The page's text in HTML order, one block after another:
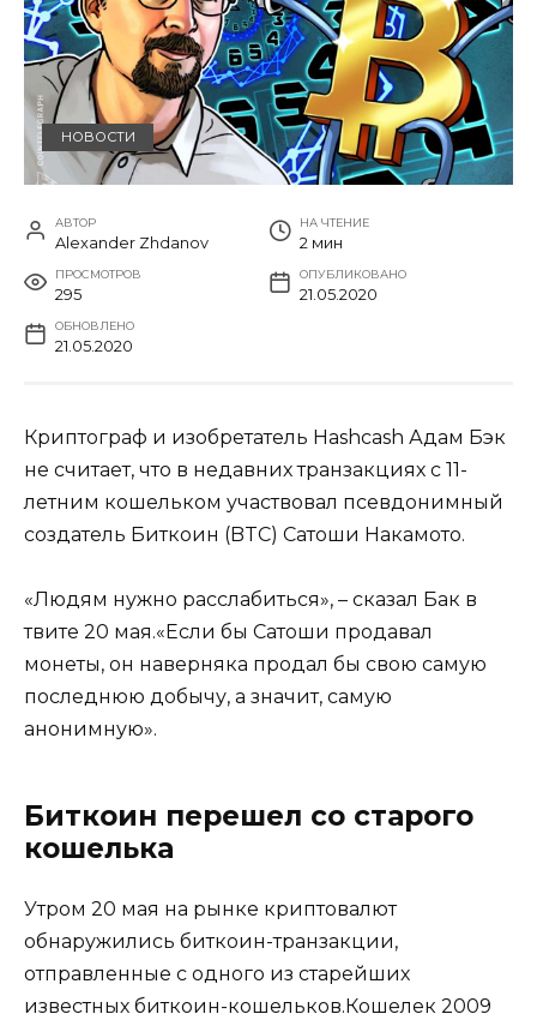
НОВОСТИ
АВТОР
Alexander Zhdanov
НА ЧТЕНИЕ
2 мин
ПРОСМОТРОВ
295
ОПУБЛИКОВАНО
21.05.2020
ОБНОВЛЕНО
21.05.2020
Криптограф и изобретатель Hashcash Адам Бэк
не считает, что в недавних транзакциях с 11-
летним кошельком участвовал псевдонимный
создатель Биткоин (BTC) Сатоши Накамото.
«Людям нужно расслабиться», – сказал Бак в
твите 20 мая.«Если бы Сатоши продавал
монеты, он наверняка продал бы свою самую
последнюю добычу, а значит, самую
анонимную».
Биткоин перешел со старого
кошелька
Утром 20 мая на рынке криптовалют
обнаружились биткоин-транзакции,
отправленные с одного из старейших
известных биткоин-кошельков.Кошелек 2009